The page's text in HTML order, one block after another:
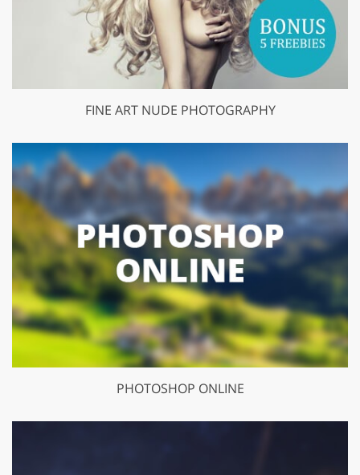
FINE ART NUDE PHOTOGRAPHY
PHOTOSHOP ONLINE